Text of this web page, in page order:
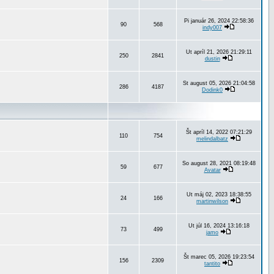
90 568
Pi január 26, 2024 22:58:36
indy007
250 2841
Ut apríl 21, 2026 21:29:11
dustin
286 4187
St august 05, 2026 21:04:58
Dodink0
110 754
Št apríl 14, 2022 07:21:29
melindalbatz
59 677
So august 28, 2021 08:19:48
Avatar
24 166
Ut máj 02, 2023 18:38:55
martinwilson
73 499
Ut júl 16, 2024 13:16:18
jamo
156 2309
Št marec 05, 2026 19:23:54
tantito